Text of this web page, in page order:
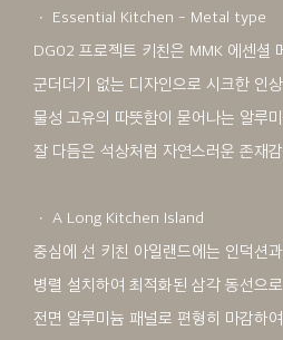
ㆍ Essential Kitchen - Metal type
DG02 프로젝트 키친은 MMK 에센셜
군더더기 없는 디자인으로 시크한 인
물성 고유의 따뜻함이 묻어나는 알루
잘 다듬은 석상처럼 자연스러운 존재
ㆍ A Long Kitchen Island
중심에 선 키친 아일랜드에는 인덕션
병렬 설치하여 최적화된 삼각 동선으
전면 알루미늄 패널로 편형히 마감하여